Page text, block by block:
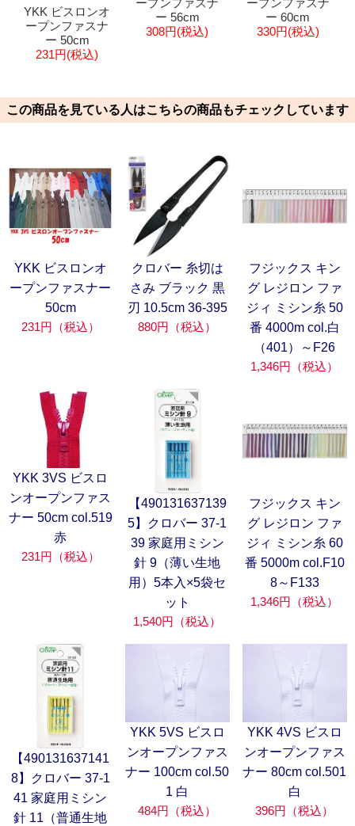
YKK ビスロンオ
ープンファスナ
ー 50cm
231円(税込)
ー 56cm
308円(税込)
ー 60cm
330円(税込)
この商品を見ている人はこちらの商品もチェックしています
YKK ビスロンオ
ープンファスナー
50cm
231円（税込）
クロバー 糸切は
さみ ブラック 黒
刃 10.5cm 36-395
880円（税込）
フジックス キン
グ レジロン ファ
ジィ ミシン糸 50
番 4000m col.白
（401）～F26
1,346円（税込）
YKK 3VS ビスロ
ンオープンファス
ナー 50cm col.519
赤
231円（税込）
【490131637139
5】クロバー 37-1
39 家庭用ミシン
針 9（薄い生地
用）5本入×5袋セ
ット
1,540円（税込）
フジックス キン
グ レジロン ファ
ジィ ミシン糸 60
番 5000m col.F10
8～F133
1,346円（税込）
【490131637141
8】クロバー 37-1
41 家庭用ミシン
針 11（普通生地
YKK 5VS ビスロ
ンオープンファス
ナー 100cm col.50
1 白
484円（税込）
YKK 4VS ビスロ
ンオープンファス
ナー 80cm col.501
白
396円（税込）